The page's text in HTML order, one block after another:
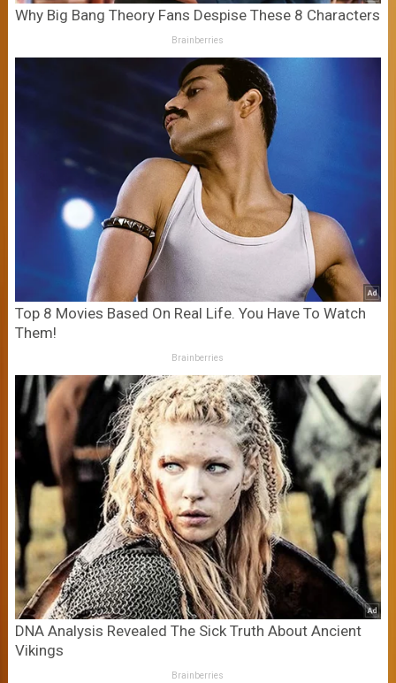
Why Big Bang Theory Fans Despise These 8 Characters
Brainberries
Top 8 Movies Based On Real Life. You Have To Watch
Them!
Brainberries
DNA Analysis Revealed The Sick Truth About Ancient
Vikings
Brainberries